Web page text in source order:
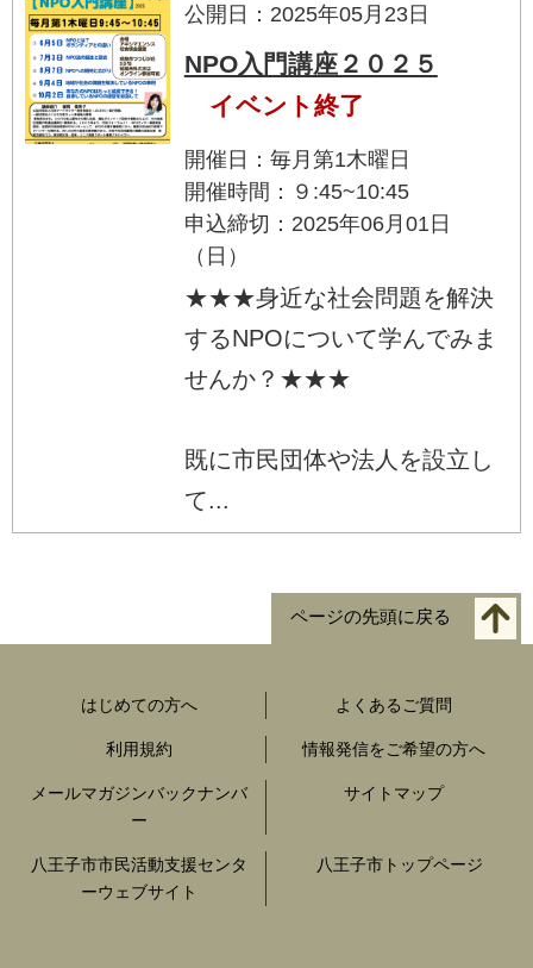
公開日：2025年05月23日
NPO入門講座２０２５
イベント終了
開催日：毎月第1木曜日
開催時間：９:45~10:45
申込締切：2025年06月01日
（日）
★★★身近な社会問題を解決
するNPOについて学んでみま
せんか？★★★
既に市民団体や法人を設立し
て...
ページの先頭に戻る
はじめての方へ よくあるご質問
利用規約 情報発信をご希望の方へ
メールマガジンバックナンバ
ー
サイトマップ
八王子市市民活動支援センタ
ーウェブサイト
八王子市トップページ